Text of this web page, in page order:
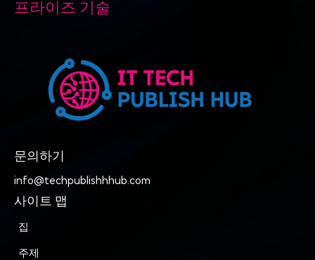
프라이즈 기술
문의하기
info@techpublishhhub.com
사이트 맵
집
주제